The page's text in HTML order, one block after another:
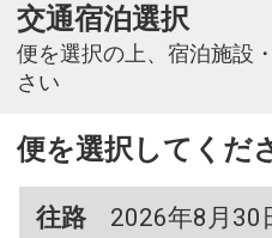
交通宿泊選択
便を選択の上、宿泊施設
さい
便を選択してくだ
往路
2026年8月30